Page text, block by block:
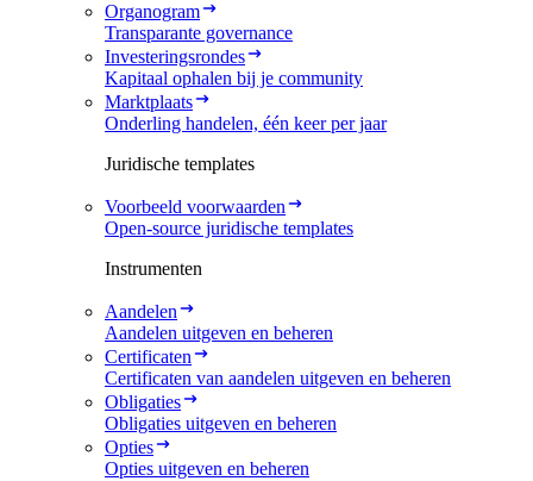
Organogram
Transparante governance
Investeringsrondes
Kapitaal ophalen bij je community
Marktplaats
Onderling handelen, één keer per jaar
Juridische templates
Voorbeeld voorwaarden
Open-source juridische templates
Instrumenten
Aandelen
Aandelen uitgeven en beheren
Certificaten
Certificaten van aandelen uitgeven en beheren
Obligaties
Obligaties uitgeven en beheren
Opties
Opties uitgeven en beheren